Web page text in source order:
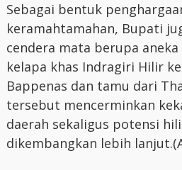
Sebagai bentuk
keramahtamahan, Bupati
cendera mata berupa
kelapa khas Indragiri Hilir
Bappenas dan tamu dari
tersebut mencerminkan
daerah sekaligus potensi
dikembangkan lebih